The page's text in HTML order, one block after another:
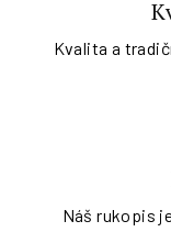
Kvalita a
Náš rukopis